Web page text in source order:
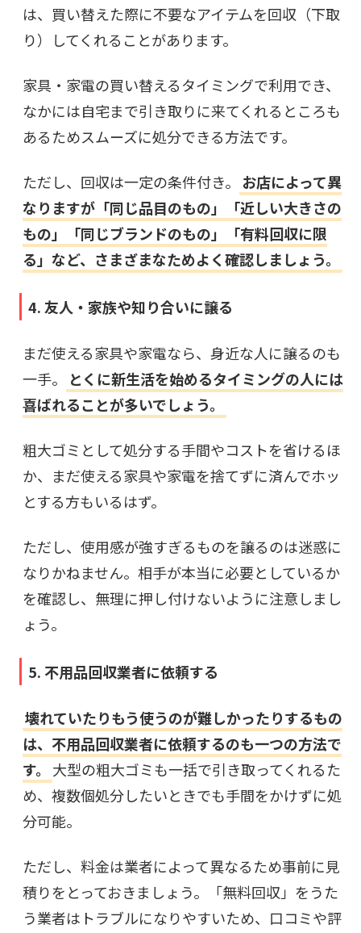
は、買い替えた際に不要なアイテムを回収（下取
り）してくれることがあります。
家具・家電の買い替えるタイミングで利用でき、
なかには自宅まで引き取りに来てくれるところも
あるためスムーズに処分できる方法です。
ただし、回収は一定の条件付き。 お店によって異
なりますが「同じ品目のもの」「近しい大きさの
もの」「同じブランドのもの」「有料回収に限
る」など、さまざまなためよく確認しましょう。
4. 友人・家族や知り合いに譲る
まだ使える家具や家電なら、身近な人に譲るのも
一手。
とくに新生活を始めるタイミングの人には
喜ばれることが多いでしょう。
粗大ゴミとして処分する手間やコストを省けるほ
か、まだ使える家具や家電を捨てずに済んでホッ
とする方もいるはず。
ただし、使用感が強すぎるものを譲るのは迷惑に
なりかねません。相手が本当に必要としているか
を確認し、無理に押し付けないように注意しまし
ょう。
5. 不用品回収業者に依頼する
壊れていたりもう使うのが難しかったりするもの
は、不用品回収業者に依頼するのも一つの方法で
す。 大型の粗大ゴミも一括で引き取ってくれるた
め、複数個処分したいときでも手間をかけずに処
分可能。
ただし、料金は業者によって異なるため事前に見
積りをとっておきましょう。「無料回収」をうた
う業者はトラブルになりやすいため、口コミや評